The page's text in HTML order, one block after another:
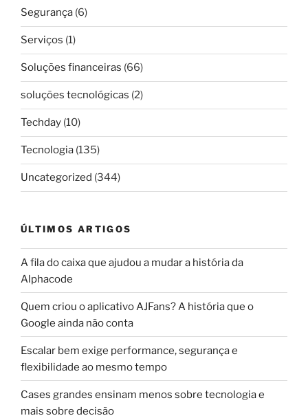
Segurança (6)
Serviços (1)
Soluções financeiras (66)
soluções tecnológicas (2)
Techday (10)
Tecnologia (135)
Uncategorized (344)
ÚLTIMOS ARTIGOS
A fila do caixa que ajudou a mudar a história da
Alphacode
Quem criou o aplicativo AJFans? A história que o
Google ainda não conta
Escalar bem exige performance, segurança e
flexibilidade ao mesmo tempo
Cases grandes ensinam menos sobre tecnologia e
mais sobre decisão